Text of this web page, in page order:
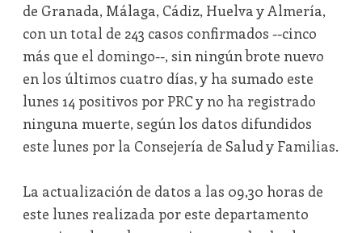
de Granada, Málaga, Cádiz, Huelva y Almería,
con un total de 243 casos confirmados --cinco
más que el domingo--, sin ningún brote nuevo
en los últimos cuatro días, y ha sumado este
lunes 14 positivos por PRC y no ha registrado
ninguna muerte, según los datos difundidos
este lunes por la Consejería de Salud y Familias.
La actualización de datos a las 09,30 horas de
este lunes realizada por este departamento